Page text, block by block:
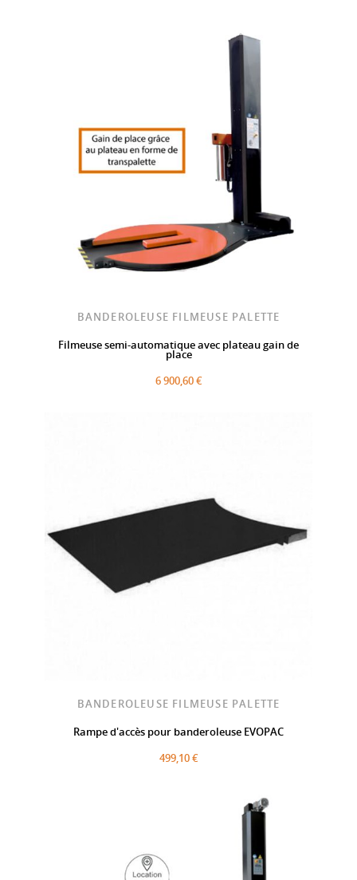
BANDEROLEUSE FILMEUSE PALETTE
Filmeuse semi-automatique avec plateau gain de
place
6 900,60 €
BANDEROLEUSE FILMEUSE PALETTE
Rampe d'accès pour banderoleuse EVOPAC
499,10 €